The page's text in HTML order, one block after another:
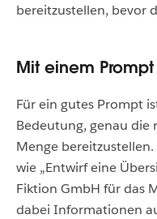
bereitzustellen, bevor
Mit einem
Für ein gutes Prompt
Bedeutung, genau die
Menge
wie „Entwirf eine
Fiktion GmbH für das
dabei Informationen